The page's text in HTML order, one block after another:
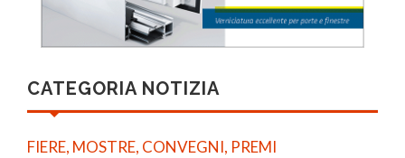
CATEGORIA NOTIZIA
FIERE, MOSTRE, CONVEGNI, PREMI